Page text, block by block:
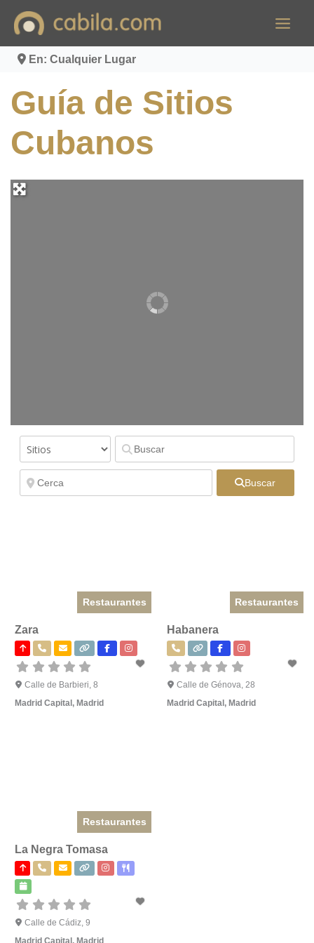
contenido
En: Cualquier Lugar
Guía de Sitios
Cubanos
Buscar
Restaurantes
Zara
Calle de Barbieri, 8
Madrid Capital, Madrid
Restaurantes
Habanera
Calle de Génova, 28
Madrid Capital,Madrid
Restaurantes
La Negra Tomasa
Calle de Cádiz, 9